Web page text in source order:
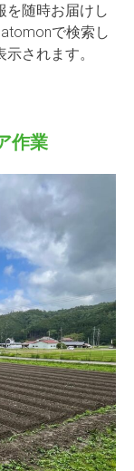
随時お届けし
で検索し
されます。
作業